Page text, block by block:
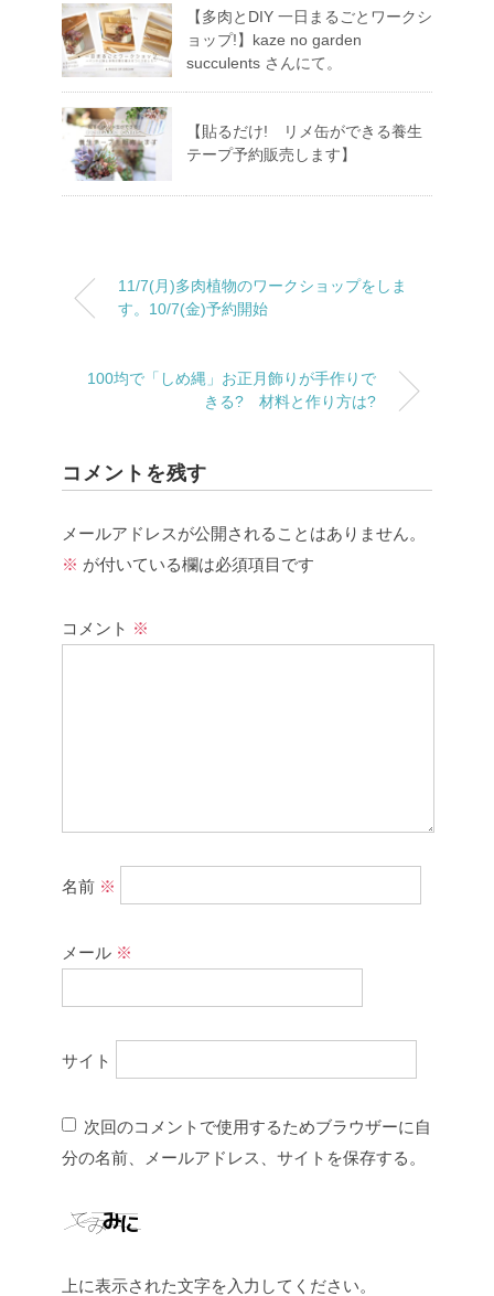
【多肉とDIY 一日まるごとワークシ
ョップ!】kaze no garden
succulents さんにて。
【貼るだけ! リメ缶ができる養生
テープ予約販売します】
11/7(月)多肉植物のワークショップをしま
す。10/7(金)予約開始
100均で「しめ縄」お正月飾りが手作りで
きる? 材料と作り方は?
コメントを残す
メールアドレスが公開されることはありません。
※ が付いている欄は必須項目です
コメント ※
名前 ※
メール ※
サイト
次回のコメントで使用するためブラウザーに自
分の名前、メールアドレス、サイトを保存する。
上に表示された文字を入力してください。